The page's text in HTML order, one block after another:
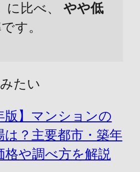
に比べ、
やや低
す。
たい
版】マンションの
は？主要都市・築年
格や調べ方を解説